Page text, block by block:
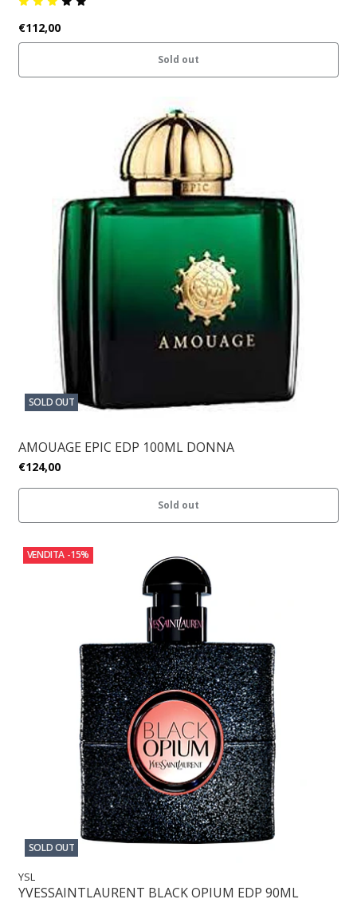
€112,00
Sold out
SOLD OUT
AMOUAGE EPIC EDP 100ML DONNA
€124,00
Sold out
VENDITA -15%
SOLD OUT
YSL
YVESSAINTLAURENT BLACK OPIUM EDP 90ML